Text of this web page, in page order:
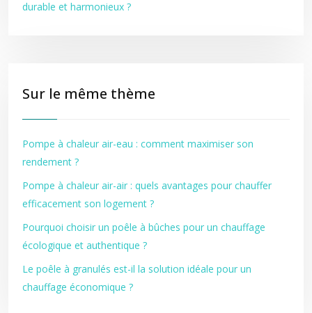
durable et harmonieux ?
Sur le même thème
Pompe à chaleur air-eau : comment maximiser son
rendement ?
Pompe à chaleur air-air : quels avantages pour chauffer
efficacement son logement ?
Pourquoi choisir un poêle à bûches pour un chauffage
écologique et authentique ?
Le poêle à granulés est-il la solution idéale pour un
chauffage économique ?